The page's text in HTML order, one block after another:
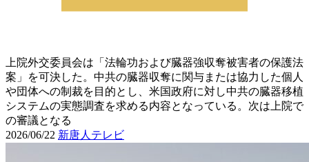
上院外交委員会は「法輪功および臓器強収奪被害者の保護法
案」を可決した。中共の臓器収奪に関与または協力した個人
や団体への制裁を目的とし、米国政府に対し中共の臓器移植
システムの実態調査を求める内容となっている。次は上院で
の審議となる
2026/06/22 新唐人テレビ